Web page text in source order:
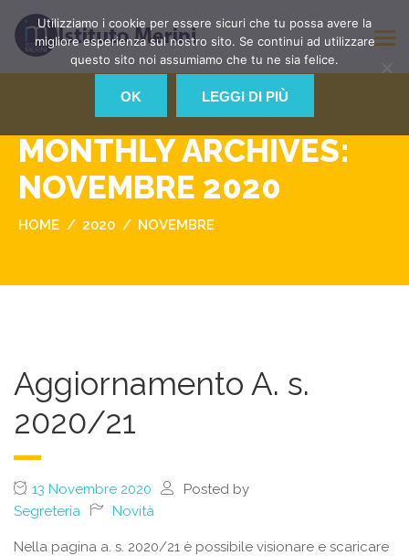
MONTHLY ARCHIVES:
NOVEMBRE 2020
HOME 2020 NOVEMBRE
Aggiornamento A. s.
2020/21
13 Novembre 2020
Posted by
Segreteria
Novità
Nella pagina a. s. 2020/21 è possibile visionare e scaricare
Utilizziamo i cookie per essere sicuri che tu possa avere la
migliore esperienza sul nostro sito. Se continui ad utilizzare
questo sito noi assumiamo che tu ne sia felice.
OK LEGGI DI PIÙ